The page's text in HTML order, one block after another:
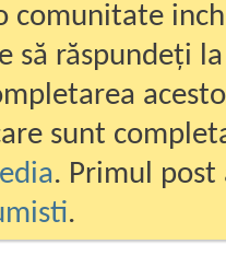
comunitate
să răspundeți
sunt
. Primul
.